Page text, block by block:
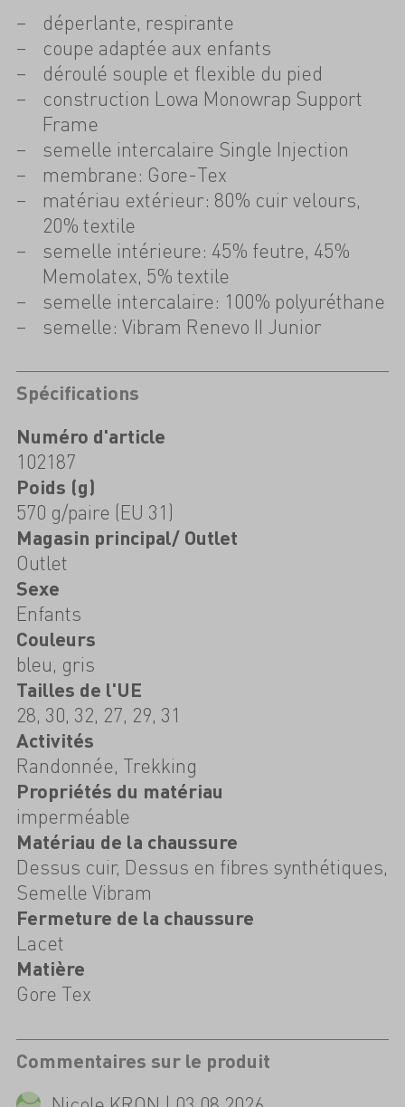
déperlante, respirante
coupe adaptée aux enfants
déroulé souple et flexible du pied
construction Lowa Monowrap Support
Frame
semelle intercalaire Single Injection
membrane: Gore-Tex
matériau extérieur: 80% cuir velours,
20% textile
semelle intérieure: 45% feutre, 45%
Memolatex, 5% textile
semelle intercalaire: 100% polyuréthane
semelle: Vibram Renevo II Junior
Spécifications
Numéro d'article
102187
Poids (g)
570 g/paire (EU 31)
Magasin principal/ Outlet
Outlet
Sexe
Enfants
Couleurs
bleu, gris
Tailles de l'UE
28, 30, 32, 27, 29, 31
Activités
Randonnée, Trekking
Propriétés du matériau
imperméable
Matériau de la chaussure
Dessus cuir, Dessus en fibres synthétiques,
Semelle Vibram
Fermeture de la chaussure
Lacet
Matière
Gore Tex
Commentaires sur le produit